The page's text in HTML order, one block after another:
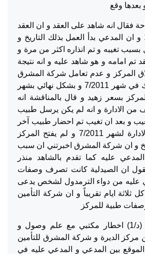
بعدها وقع
فقال انه شاهد على العقد و ان العقد
و قع في 1/1/2011 و ان المدعي بدأ العمل بذلك التاريخ و
بسبب تغيبه و تم انذاره اكثر من مرة و
تم امامه و هو شاهد عليه و انه نتيجة
المركز و عدم تعامل شركة المشرق
مع المركز و تم ذلك في شهر 7/2011 و بشكل نهائي بشهر
المركز بسعر زهيد و قال بالمناقشة انه
من الادارة و انه لم يكن يرسل طبيب
و بعد ان تغيب تم احضار طبيب آخر
مكانه عن طريق الادارة لشهر 7/2011 و لم يفتح المركز
و ان شركة المشرق اخبرتني ان سبب
عليه كما تقدم بالشاهد منذر
ان الصيدلية كانت تصرف وصفات
عليه من دواء الترمدول لشخص يدعى
ايام تقريباً و ان شركة التأمين
طبية للمركز
كما قدم المبرزات (د/1) اخطار مكتبي مع علم وصول و
مركز الديرة و شركة المشرق للتأمين
الموقع بين المدعي و المدعي عليه في